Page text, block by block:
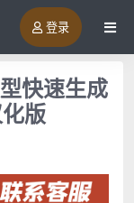
登录
快速生成
版